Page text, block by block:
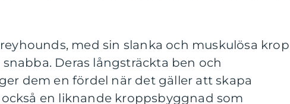
med sin slanka och muskulösa
Deras långsträckta ben och
dem en fördel när det gäller att skapa
en liknande kroppsbyggnad som